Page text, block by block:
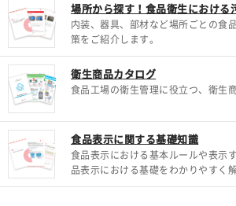
場所から探す！食品衛生における
内装、器具、部材など場所ごとの食
策をご紹介します。
衛生商品カタログ
食品工場の衛生管理に役立つ、衛生
食品表示に関する基礎知識
食品表示における基本ルールや表示
品表示における基礎をわかりやすく解